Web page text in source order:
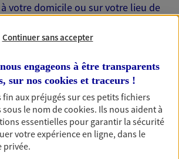
votre domicile ou sur votre lieu de
phares
Continuer sans accepter
engageons à être transparents
sur nos cookies et traceurs !
fin aux préjugés sur ces petits fichiers
le nom decookies. Ils nous aident à
essentielles pour garantir la sécurité
votre expérience en ligne, dans le
privée.